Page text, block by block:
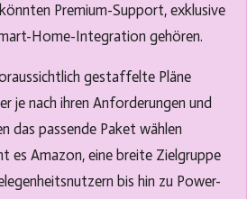
Premium-Support, exklusive
Home-Integration gehören.
gestaffelte Pläne
je nach ihren Anforderungen und
das passende Paket wählen
es Amazon, eine breite Zielgruppe
bis hin zu Power-